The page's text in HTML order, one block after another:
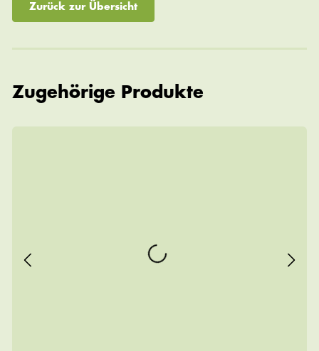
Zurück zur Übersicht
Zugehörige Produkte